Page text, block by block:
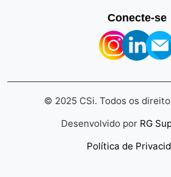
Conecte-se
© 2025 CSi. Todos os
Desenvolvido por RG
Política de